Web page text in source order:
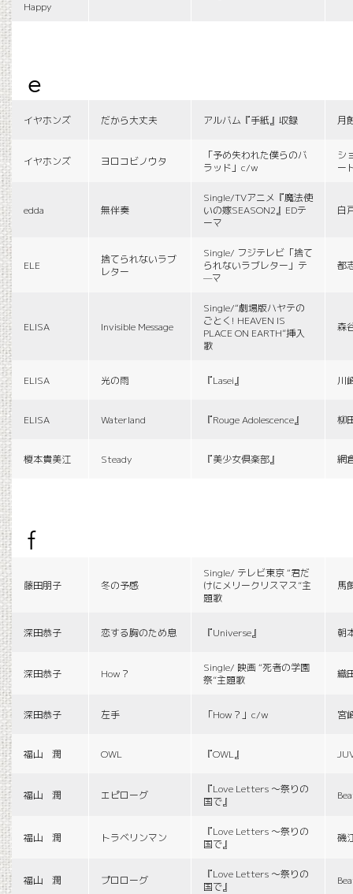
Happy
e
イヤホンズ だから大丈夫 アルバム『手紙』収録 月
イヤホンズ ヨロコビノウタ
「予め失われた僕らのバ
ラッド」c/w
シ
ー
edda 無伴奏
Single/TVアニメ『魔法使
いの嫁SEASON2』EDテ
ーマ
白
ELE
捨てられないラブ
レター
Single/ フジテレビ「捨て
られないラブレター」テ
—マ
都
ELISA Invisible Message
Single/“劇場版ハヤテの
ごとく! HEAVEN IS
PLACE ON EARTH”挿入
歌
森
ELISA 光の雨 『Lasei』 川
ELISA Waterland 『Rouge Adolescence』 柳
榎本貴美江 Steady 『美少女倶楽部』 網
f
藤田朋子 冬の予感
Single/ テレビ東京 “君だ
けにメリークリスマス”主
題歌
馬
深田恭子 恋する胸のため息 『Universe』 朝
深田恭子 How？
Single/ 映画 “死者の学園
祭”主題歌
織
深田恭子 左手 「How？」c/w 宮
福山 潤 OWL 『OWL』
福山 潤 エピローグ
『Love Letters 〜祭りの
国で』
福山 潤 トラベリンマン
『Love Letters 〜祭りの
国で』
磯
福山 潤 プロローグ
『Love Letters 〜祭りの
国で』